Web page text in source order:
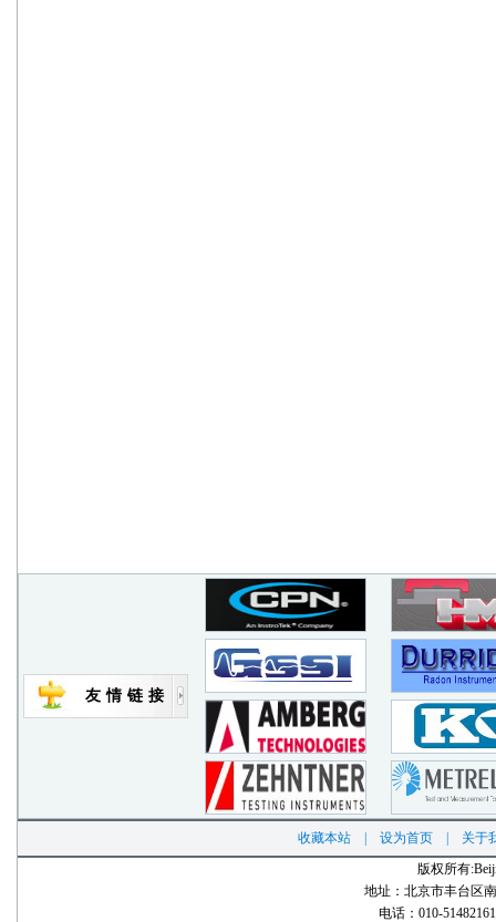
友情链接
收藏本站| 设为首页|
关于
版权所有
地址：北京市丰台区
电话：010-